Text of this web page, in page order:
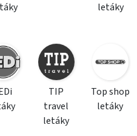
letáky
TIP
travel
letáky
Top shop
letáky